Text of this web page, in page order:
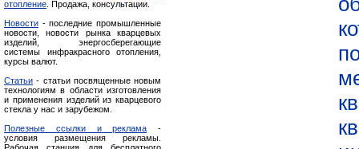
отопление . Продажа, консультации.
Новости - последние промышленные
новости, новости рынка кварцевых
изделий, энергосберегающие
системы инфракрасного отопления,
курсы валют.
Статьи - статьи посвященные новым
технологиям в области изготовления
и применения изделий из кварцевого
стекла у нас и зарубежом.
Полезные ссылки и реклама -
условия размещения рекламы.